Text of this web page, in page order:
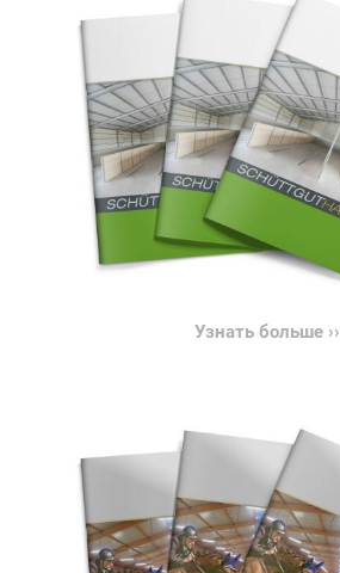
Узнать больше ››